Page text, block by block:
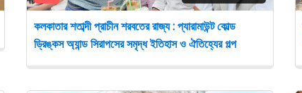
কলকাতার শতাব্দী প্রাচীন শরবতের রাজ্য : প্যারামাউন্ট কোল্ড
ড্রিঙ্কস অ্যান্ড সিরাপসের সমৃদ্ধ ইতিহাস ও ঐতিহ্যের গল্প